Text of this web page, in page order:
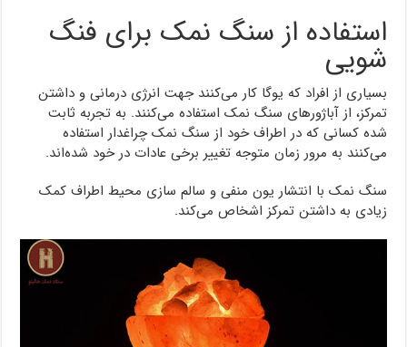
استفاده از سنگ نمک برای فنگ
شویی
بسیاری از افراد که یوگا کار می‌کنند جهت انرژی درمانی و داشتن
تمرکز، از آباژورهای سنگ نمک استفاده می‌کنند. به تجربه ثابت
شده کسانی که در اطراف خود از سنگ نمک چراغدار استفاده
می‌کنند به مرور زمان متوجه تغییر برخی عادات در خود شده‌اند.
سنگ نمک با انتشار یون منفی و سالم سازی محیط اطراف کمک
زیادی به داشتن تمرکز اشخاص می‌کند.